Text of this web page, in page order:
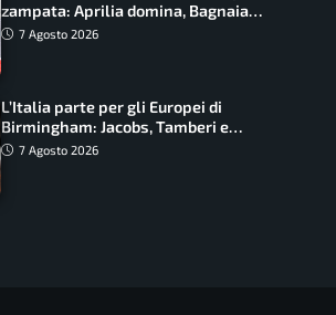
zampata: Aprilia domina, Bagnaia
costretto al Q1
7 Agosto 2026
L’Italia parte per gli Europei di
Birmingham: Jacobs, Tamberi e
Battocletti guidano una spedizione
7 Agosto 2026